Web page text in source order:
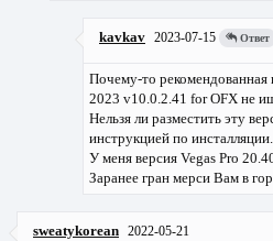
kavkav 2023-07-15 Ответ
Почему-то рекомендованная
2023 v10.0.2.41 for OFX не
Нельзя ли разместить эту
инструкцией по инсталляции.
У меня версия Vegas Pro
Заранее гран мерси Вам в
sweatykorean 2022-05-21